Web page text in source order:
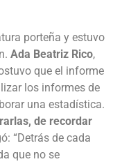
porteña y estuvo
Ada Beatriz Rico,
que el informe
los informes de
una estadística.
de recordar
“Detrás de cada
que no se